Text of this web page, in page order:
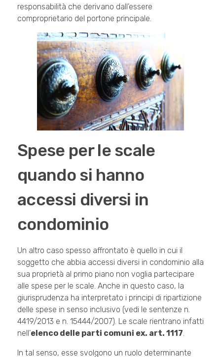
responsabilità che derivano dall’essere
comproprietario del portone principale.
Spese per le scale
quando si hanno
accessi diversi in
condominio
Un altro caso spesso affrontato è quello in cui il
soggetto che abbia accessi diversi in condominio alla
sua proprietà al primo piano non voglia partecipare
alle spese per le scale. Anche in questo caso, la
giurisprudenza ha interpretato i principi di ripartizione
delle spese in senso inclusivo (vedi le sentenze n.
4419/2013 e n. 15444/2007). Le scale rientrano infatti
nell’elenco delle parti comuni ex. art. 1117.
In tal senso, esse svolgono un ruolo determinante